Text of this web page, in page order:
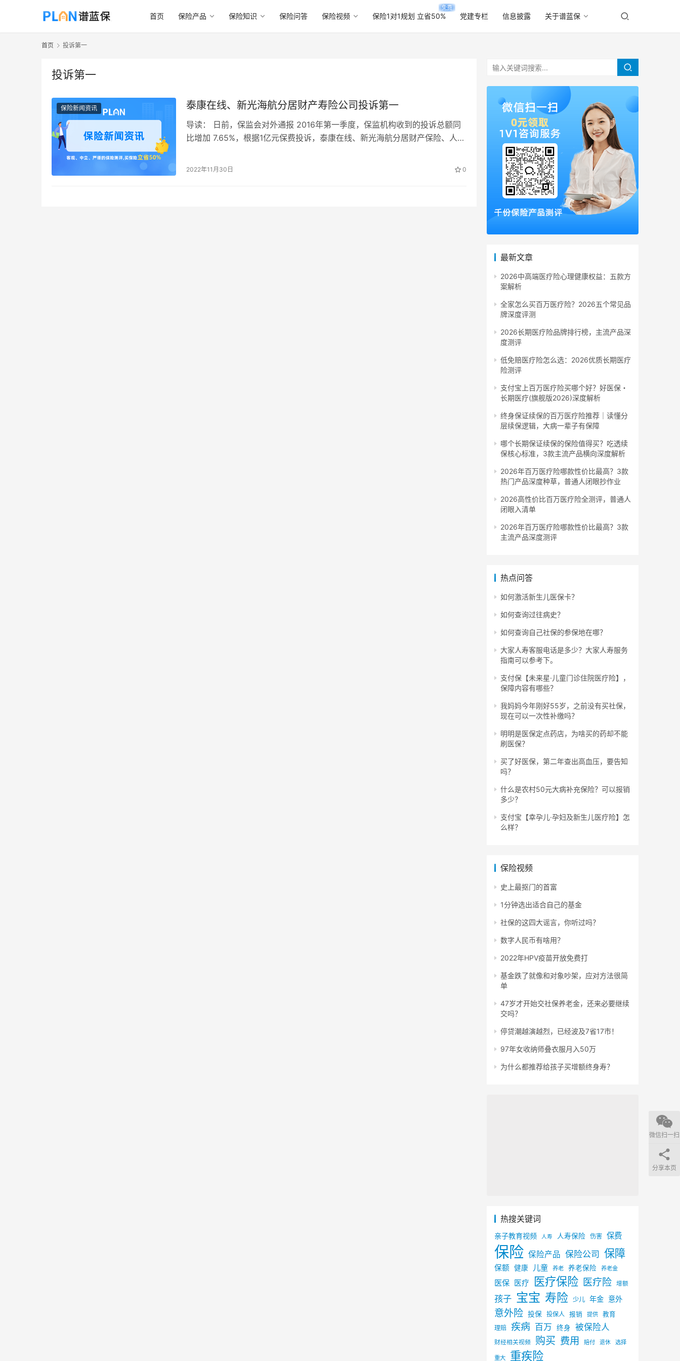
首页 保险产品 保险知识 保险问答 保险视频 保险1对1规划 立省50%
免费
党建专栏 信息披露 关于谱蓝保
首页 投诉第一
投诉第一
保险新闻资讯 泰康在线、新光海航分居财产寿险公司投诉第一
导读： 日前，保监会对外通报 2016年第一季度，保监机构收到的投诉总额同
比增加 7.65%，根据1亿元保费投诉，泰康在线、新光海航分居财产保险、人身
2022年11月30日 0
最新文章
2026中高端医疗险心理健康权益：五款方
案解析
全家怎么买百万医疗险？2026五个常见品
牌深度评测
2026长期医疗险品牌排行榜，主流产品深
度测评
低免赔医疗险怎么选：2026优质长期医疗
险测评
支付宝上百万医疗险买哪个好？好医保・
长期医疗(旗舰版2026)深度解析
终身保证续保的百万医疗险推荐｜读懂分
层续保逻辑，大病一辈子有保障
哪个长期保证续保的保险值得买？吃透续
保核心标准，3款主流产品横向深度解析
2026年百万医疗险哪款性价比最高？3款
热门产品深度种草，普通人闭眼抄作业
2026高性价比百万医疗险全测评，普通人
闭眼入清单
2026年百万医疗险哪款性价比最高？3款
主流产品深度测评
热点问答
如何激活新生儿医保卡？
如何查询过往病史？
如何查询自己社保的参保地在哪？
大家人寿客服电话是多少？大家人寿服务
指南可以参考下。
支付保【未来星·儿童门诊住院医疗险】，
保障内容有哪些？
我妈妈今年刚好55岁，之前没有买社保，
现在可以一次性补缴吗？
明明是医保定点药店，为啥买的药却不能
刷医保？
买了好医保，第二年查出高血压，要告知
吗？
什么是农村50元大病补充保险？可以报销
多少？
支付宝【幸孕儿·孕妇及新生儿医疗险】怎
么样？
保险视频
史上最抠门的首富
1分钟选出适合自己的基金
社保的这四大谣言，你听过吗？
数字人民币有啥用？
2022年HPV疫苗开放免费打
基金跌了就像和对象吵架，应对方法很简
单
47岁才开始交社保养老金，还来必要继续
交吗？
停贷潮越演越烈，已经波及7省17市！
97年女收纳师叠衣服月入50万
为什么都推荐给孩子买增额终身寿？
热搜关键词
亲子教育视频 人寿 人寿保险 伤害 保费
保险 保险产品 保险公司 保障
保额 健康 儿童 养老 养老保险 养老金
医保 医疗 医疗保险 医疗险
孩子 宝宝 寿险 少儿 年金 意外
微信扫一扫
分享本页